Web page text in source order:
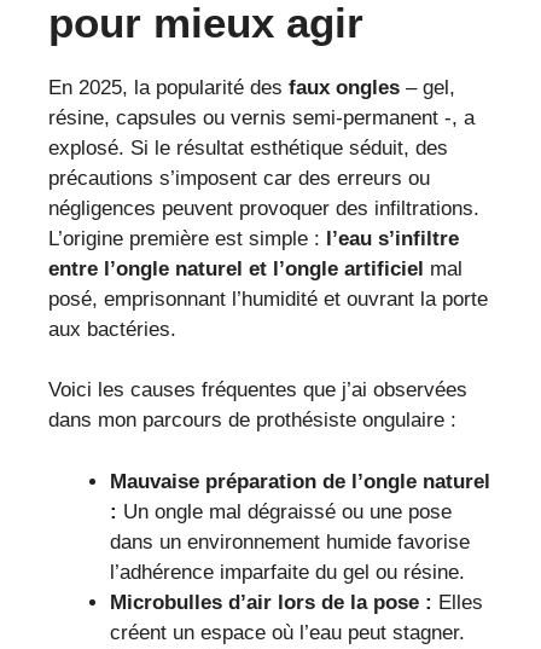
pour mieux agir
En 2025, la popularité des faux ongles – gel,
résine, capsules ou vernis semi-permanent -, a
explosé. Si le résultat esthétique séduit, des
précautions s’imposent car des erreurs ou
négligences peuvent provoquer des infiltrations.
L’origine première est simple : l’eau s’infiltre
entre l’ongle naturel et l’ongle artificiel mal
posé, emprisonnant l’humidité et ouvrant la porte
aux bactéries.
Voici les causes fréquentes que j’ai observées
dans mon parcours de prothésiste ongulaire :
Mauvaise préparation de l’ongle naturel
: Un ongle mal dégraissé ou une pose
dans un environnement humide favorise
l’adhérence imparfaite du gel ou résine.
Microbulles d’air lors de la pose : Elles
créent un espace où l’eau peut stagner.